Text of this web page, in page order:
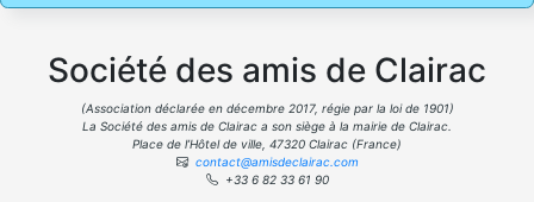
Société des amis de Clairac
(Association déclarée en décembre 2017, régie par la loi de 1901)
La Société des amis de Clairac a son siège à la mairie de Clairac.
Place de l’Hôtel de ville, 47320 Clairac (France)
contact@amisdeclairac.com
+33 6 82 33 61 90